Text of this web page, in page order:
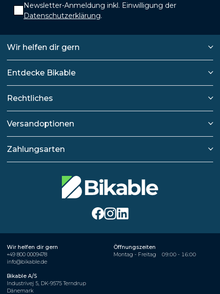
Newsletter-Anmeldung inkl. Einwilligung der
Datenschutzerklärung.
Wir helfen dir gern
Entdecke Bikable
Rechtliches
Versandoptionen
Zahlungsarten
Wir helfen dir gern
+49 800 0009478
info@bikable.de
Öffnungszeiten
Montag - Freitag
09:00 - 16:00
Bikable A/S
Industrivej 5, DK-9575 Terndrup
Dänemark